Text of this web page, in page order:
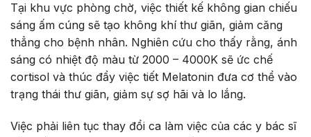
Tại khu vực phòng chờ, việc thiết kế không gian chiếu
sáng ấm cúng sẽ tạo không khí thư giãn, giảm căng
thẳng cho bệnh nhân. Nghiên cứu cho thấy rằng, ánh
sáng có nhiệt độ màu từ 2000 – 4000K sẽ ức chế
cortisol và thúc đẩy việc tiết Melatonin đưa cơ thể vào
trạng thái thư giãn, giảm sự sợ hãi và lo lắng.
Việc phải liên tục thay đổi ca làm việc của các y bác sĩ